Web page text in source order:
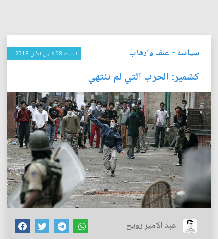
سياسة- عنف وارهاب السبت 08 كانون الأول 2018
كشمير: الحرب التي لم تنتهي
عبد الامير رويح